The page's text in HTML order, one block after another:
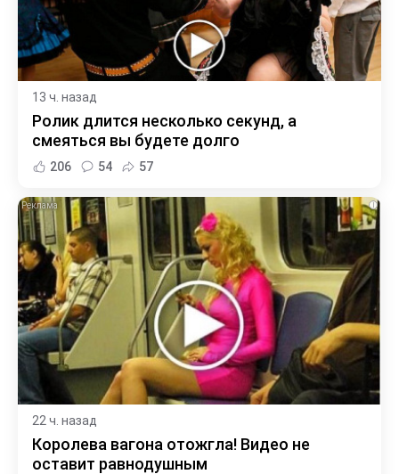
13 ч. назад
Ролик длится несколько секунд, а
смеяться вы будете долго
206 54 57
i
22 ч. назад
Королева вагона отожгла! Видео не
оставит равнодушным